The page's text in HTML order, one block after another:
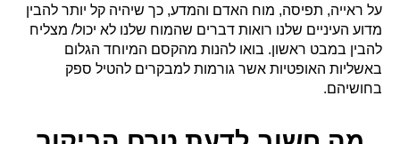
על ראייה, תפיסה, מוח האדם והמדע, כך שיהיה קל יותר להבין
מדוע העיניים שלנו רואות דברים שהמוח שלנו לא יכול/ מצליח
להבין במבט ראשון. בואו להנות מהקסם המיוחד הגלום
באשליות האופטיות אשר גורמות למבקרים להטיל ספק
בחושיהם.